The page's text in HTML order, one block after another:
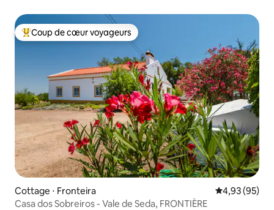
Coups de cœur voyageurs les plus appréciés
Coup de cœur voyageurs
Cottage ⋅ Fronteira Évaluation
4,93 (95)
Casa dos Sobreiros - Vale de Seda, FRONTIÈRE